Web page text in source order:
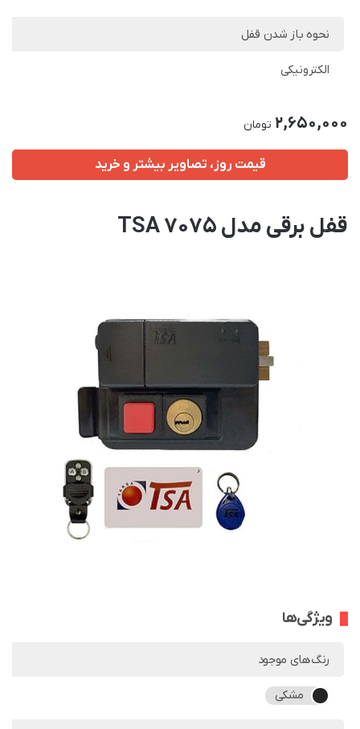
نحوه باز شدن قفل
الکترونیکی
2,650,000 تومان
قیمت روز، تصاویر بیشتر و خرید
قفل برقی مدل TSA 7075
ویژگی‌ها
رنگ‌های موجود
مشکی